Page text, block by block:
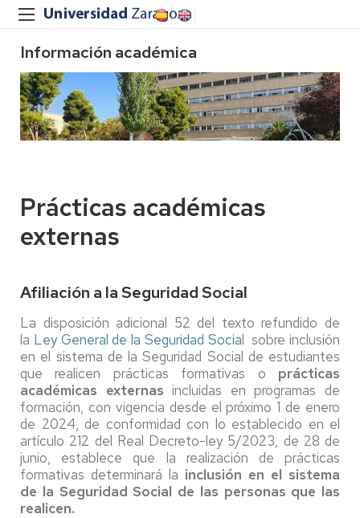
Información académica
Prácticas académicas
externas
Afiliación a la Seguridad Social
La disposición adicional 52 del texto refundido de
la Ley General de la Seguridad Social sobre inclusión
en el sistema de la Seguridad Social de estudiantes
que realicen prácticas formativas o prácticas
académicas externas incluidas en programas de
formación, con vigencia desde el próximo 1 de enero
de 2024, de conformidad con lo establecido en el
artículo 212 del Real Decreto-ley 5/2023, de 28 de
junio, establece que la realización de prácticas
formativas determinará la inclusión en el sistema
de la Seguridad Social de las personas que las
realicen.